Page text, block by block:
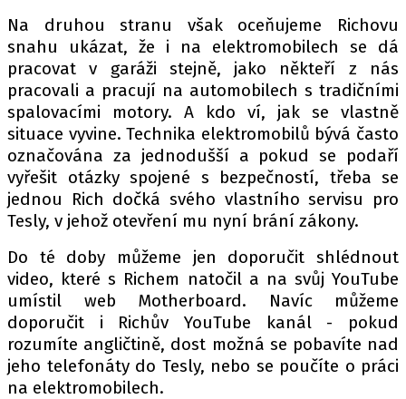
Na druhou stranu však oceňujeme Richovu
snahu ukázat, že i na elektromobilech se dá
pracovat v garáži stejně, jako někteří z nás
pracovali a pracují na automobilech s tradičními
spalovacími motory. A kdo ví, jak se vlastně
situace vyvine. Technika elektromobilů bývá často
označována za jednodušší a pokud se podaří
vyřešit otázky spojené s bezpečností, třeba se
jednou Rich dočká svého vlastního servisu pro
Tesly, v jehož otevření mu nyní brání zákony.
Do té doby můžeme jen doporučit shlédnout
video, které s Richem natočil a na svůj YouTube
umístil web Motherboard. Navíc můžeme
doporučit i Richův YouTube kanál - pokud
rozumíte angličtině, dost možná se pobavíte nad
jeho telefonáty do Tesly, nebo se poučíte o práci
na elektromobilech.